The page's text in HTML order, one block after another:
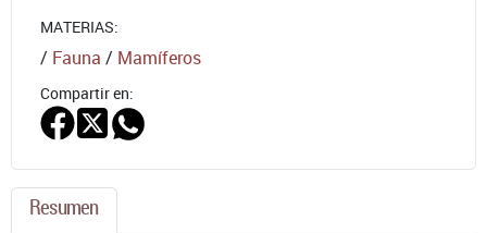
MATERIAS:
/ Fauna / Mamíferos
Compartir en:
Resumen